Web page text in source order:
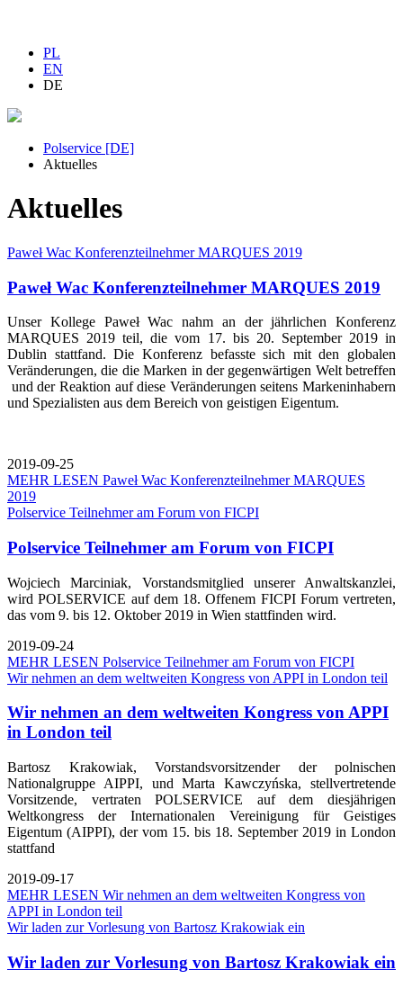
PL
EN
DE
Polservice [DE]
Aktuelles
Aktuelles
Paweł Wac Konferenzteilnehmer MARQUES 2019
Paweł Wac Konferenzteilnehmer MARQUES 2019
Unser Kollege Paweł Wac nahm an der jährlichen Konferenz
MARQUES 2019 teil, die vom 17. bis 20. September 2019 in
Dublin stattfand. Die Konferenz befasste sich mit den globalen
Veränderungen, die die Marken in der gegenwärtigen Welt betreffen
und der Reaktion auf diese Veränderungen seitens Markeninhabern
und Spezialisten aus dem Bereich von geistigen Eigentum.
2019-09-25
MEHR LESEN Paweł Wac Konferenzteilnehmer MARQUES
2019
Polservice Teilnehmer am Forum von FICPI
Polservice Teilnehmer am Forum von FICPI
Wojciech Marciniak, Vorstandsmitglied unserer Anwaltskanzlei,
wird POLSERVICE auf dem 18. Offenem FICPI Forum vertreten,
das vom 9. bis 12. Oktober 2019 in Wien stattfinden wird.
2019-09-24
MEHR LESEN Polservice Teilnehmer am Forum von FICPI
Wir nehmen an dem weltweiten Kongress von APPI in London teil
Wir nehmen an dem weltweiten Kongress von APPI
in London teil
Bartosz Krakowiak, Vorstandsvorsitzender der polnischen
Nationalgruppe AIPPI, und Marta Kawczyńska, stellvertretende
Vorsitzende, vertraten POLSERVICE auf dem diesjährigen
Weltkongress der Internationalen Vereinigung für Geistiges
Eigentum (AIPPI), der vom 15. bis 18. September 2019 in London
stattfand
2019-09-17
MEHR LESEN Wir nehmen an dem weltweiten Kongress von
APPI in London teil
Wir laden zur Vorlesung von Bartosz Krakowiak ein
Wir laden zur Vorlesung von Bartosz Krakowiak ein